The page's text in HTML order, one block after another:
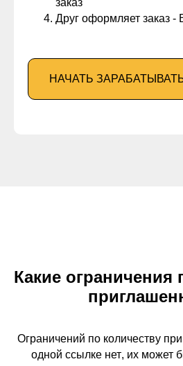
заказ
Друг оформляет заказ -
НАЧАТЬ
Какие ограничения
Ограничений по количеству
одной ссылке нет, их может